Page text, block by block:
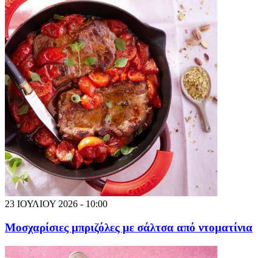
23 ΙΟΥΛΙΟΥ 2026 - 10:00
Μοσχαρίσιες μπριζόλες με σάλτσα από ντοματίνια